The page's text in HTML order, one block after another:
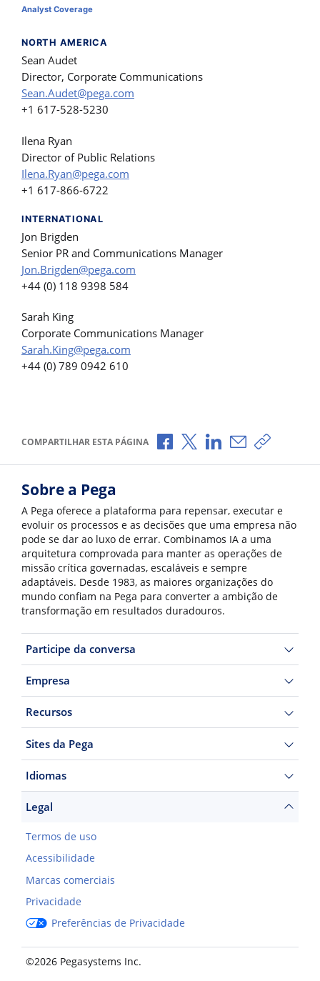
Analyst Coverage
NORTH AMERICA
Sean Audet
Director, Corporate Communications
Sean.Audet@pega.com
+1 617-528-5230
Ilena Ryan
Director of Public Relations
Ilena.Ryan@pega.com
+1 617-866-6722
INTERNATIONAL
Jon Brigden
Senior PR and Communications Manager
Jon.Brigden@pega.com
+44 (0) 118 9398 584
Sarah King
Corporate Communications Manager
Sarah.King@pega.com
+44 (0) 789 0942 610
COMPARTILHAR ESTA PÁGINA Compartilhar no Facebook
Compartilhar no X
Compartilhar no
Compartilhar
Copiar
Sobre a Pega
A Pega oferece a plataforma para repensar, executar e
evoluir os processos e as decisões que uma empresa não
pode se dar ao luxo de errar. Combinamos IA a uma
arquitetura comprovada para manter as operações de
missão crítica governadas, escaláveis e sempre
adaptáveis. Desde 1983, as maiores organizações do
mundo confiam na Pega para converter a ambição de
transformação em resultados duradouros.
Participe da conversa
Empresa
Recursos
Sites da Pega
Idiomas
Legal
Termos de uso
Acessibilidade
Marcas comerciais
Privacidade
Preferências de Privacidade
©2026 Pegasystems Inc.